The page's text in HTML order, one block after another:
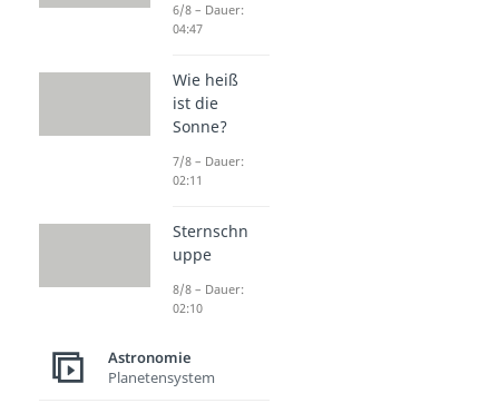
6/8 – Dauer:
04:47
Wie heiß
ist die
Sonne?
7/8 – Dauer:
02:11
Sternschn
uppe
8/8 – Dauer:
02:10
Astronomie
Planetensystem